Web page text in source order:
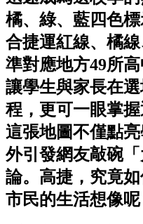
橘、綠、藍四色
合捷運紅線、橘
準對應地方49所
讓學生與家長在
程，更可一眼掌
這張地圖不僅點
外引發網友敲碗
論。高捷，究竟
市民的生活想像呢